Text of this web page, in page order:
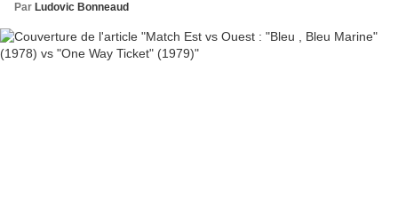
Par Ludovic Bonneaud